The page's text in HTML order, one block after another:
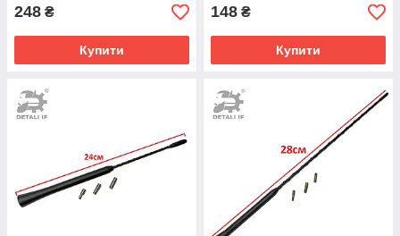
248 ₴
Купити
148 ₴
Купити